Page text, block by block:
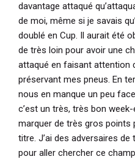
davantage attaqué
de moi, même si je savais
doublé en Cup. Il aurait été
de très loin pour avoir une
attaqué en faisant attention
préservant mes pneus. En
nous en manque un peu
c’est un très, très bon
marquer de très gros points
titre. J’ai des adversaires
pour aller chercher ce